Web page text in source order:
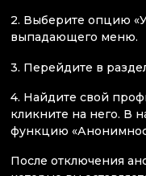
2. Выберите опцию
выпадающего меню.
3. Перейдите в
4. Найдите свой
кликните на него. В
функцию
После отключения